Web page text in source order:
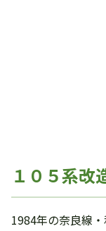
１０５系改
1984年の奈良線